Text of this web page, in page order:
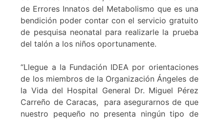
de Errores Innatos del Metabolismo que es una
bendición poder contar con el servicio gratuito
de pesquisa neonatal para realizarle la prueba
del talón a los niños oportunamente.
“Llegue a la Fundación IDEA por orientaciones
de los miembros de la Organización Ángeles de
la Vida del Hospital General Dr. Miguel Pérez
Carreño de Caracas, para asegurarnos de que
nuestro pequeño no presenta ningún tipo de